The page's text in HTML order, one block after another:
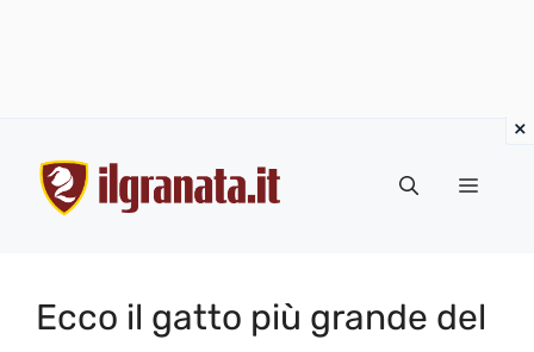
contenuto
Menu
Ecco il gatto più grande del